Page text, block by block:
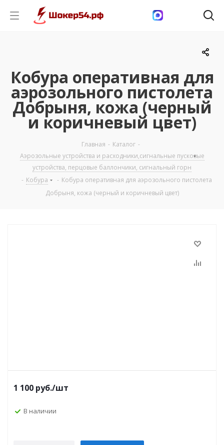
Кобура оперативная для
аэрозольного пистолета
Добрыня, кожа (черный
и коричневый цвет)
Главная - Каталог -
Аэрозольные устройства и расходники,сигнальные пусковые
устройства, перцовые баллончики, сигнальный горн
- Кобура - Кобура оперативная для аэрозольного пистолета
Добрыня, кожа (черный и коричневый цвет)
1 100 руб./шт
В наличии